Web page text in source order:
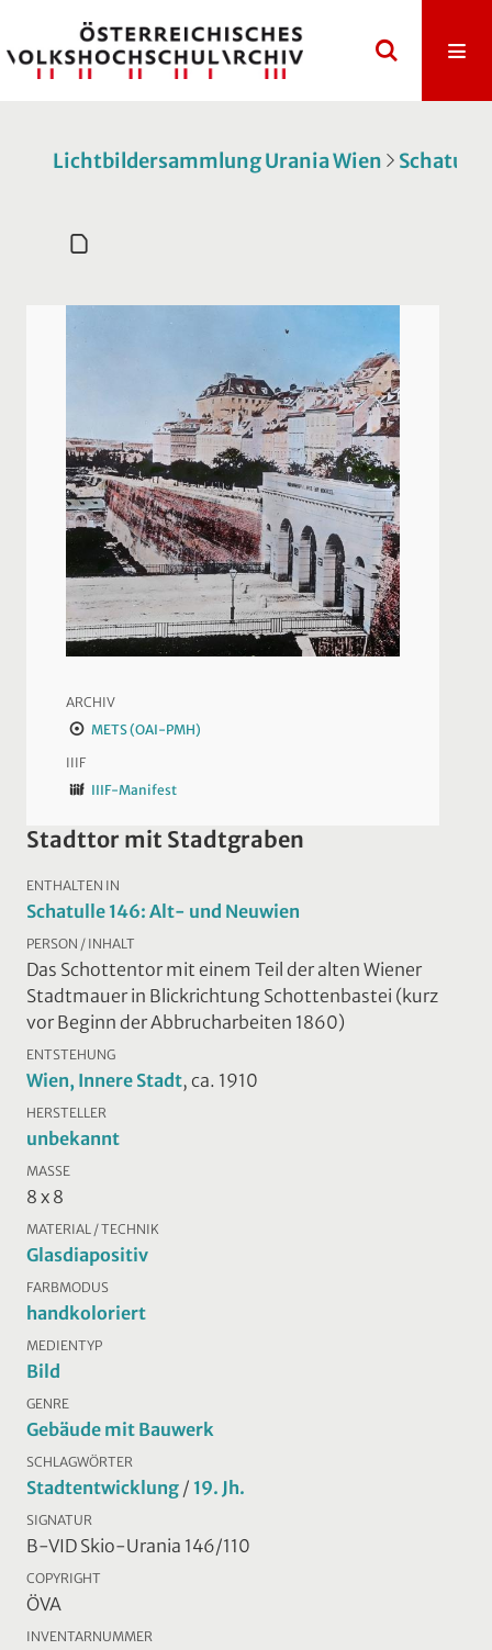
Lichtbildersammlung Urania Wien
ARCHIV
METS (OAI-PMH)
IIIF
IIIF-Manifest
Stadttor mit Stadtgraben
ENTHALTEN IN
Schatulle 146: Alt- und Neuwien
PERSON / INHALT
Das Schottentor mit einem Teil der alten Wiener
Stadtmauer in Blickrichtung Schottenbastei (kurz
vor Beginn der Abbrucharbeiten 1860)
ENTSTEHUNG
Wien, Innere Stadt, ca. 1910
HERSTELLER
unbekannt
MASSE
8 x 8
MATERIAL / TECHNIK
Glasdiapositiv
FARBMODUS
handkoloriert
MEDIENTYP
Bild
GENRE
Gebäude mit Bauwerk
SCHLAGWÖRTER
Stadtentwicklung / 19. Jh.
SIGNATUR
B-VID Skio-Urania 146/110
COPYRIGHT
ÖVA
INVENTARNUMMER